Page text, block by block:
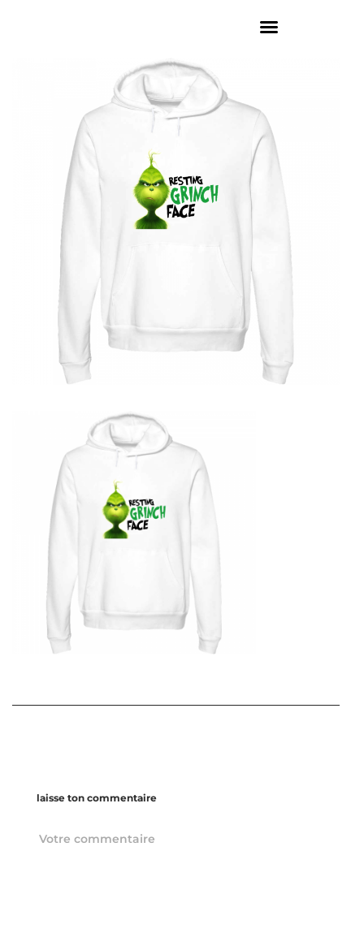
laisse ton commentaire